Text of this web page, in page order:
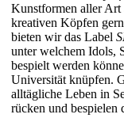
Kunstformen aller Art
kreativen Köpfen
bieten wir das Label
unter welchem Idols,
bespielt werden
Universität knüpfen.
alltägliche Leben in
rücken und bespielen